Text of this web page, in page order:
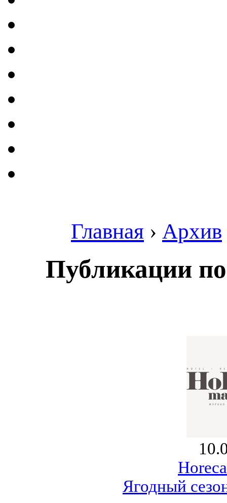
Главная › Архив
Публикации
Ягодный